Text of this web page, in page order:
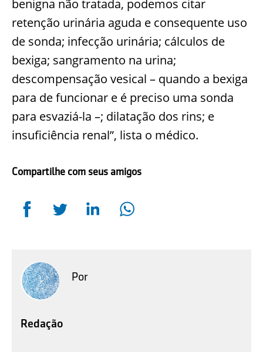
benigna não tratada, podemos citar
retenção urinária aguda e consequente uso
de sonda; infecção urinária; cálculos de
bexiga; sangramento na urina;
descompensação vesical – quando a bexiga
para de funcionar e é preciso uma sonda
para esvaziá-la –; dilatação dos rins; e
insuficiência renal”, lista o médico.
Compartilhe com seus amigos
Por
Redação